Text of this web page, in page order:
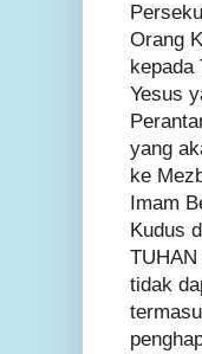
Orang
kepada
Yesus
yang
ke
Imam
Kudus
tidak